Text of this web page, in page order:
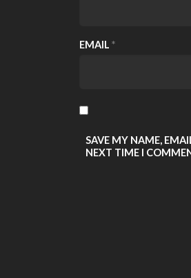
EMAIL*
SAVE MY NAME,
NEXT TIME I